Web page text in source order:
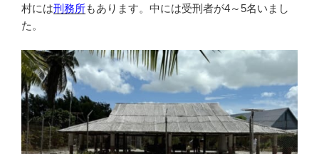
村には刑務所もあります。中には受刑者が4～5名いまし
た。